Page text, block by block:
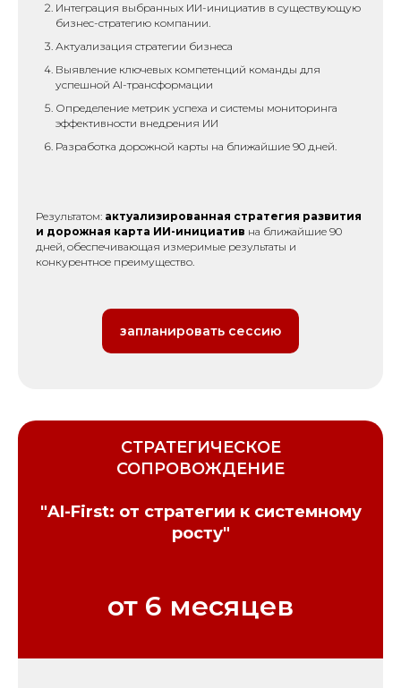
Интеграция выбранных ИИ-инициатив в существующую
бизнес-стратегию компании.
Актуализация стратегии бизнеса
Выявление ключевых компетенций команды для
успешной AI-трансформации
Определение метрик успеха и системы мониторинга
эффективности внедрения ИИ
Разработка дорожной карты на ближайшие 90 дней.
Результатом: актуализированная стратегия развития
и дорожная карта ИИ-инициатив на ближайшие 90
дней, обеспечивающая измеримые результаты и
конкурентное преимущество.
запланировать сессию
СТРАТЕГИЧЕСКОЕ
СОПРОВОЖДЕНИЕ
"AI-First: от стратегии к системному
росту"
от 6 месяцев